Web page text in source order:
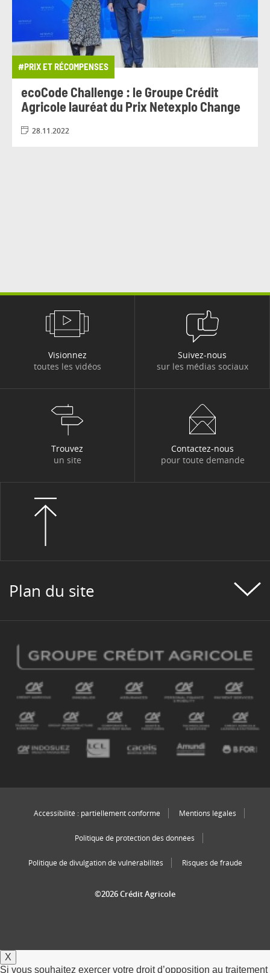
#PRIX ET RÉCOMPENSES
ecoCode Challenge : le Groupe Crédit
Agricole lauréat du Prix Netexplo Change
28.11.2022
Visionnez
toutes les vidéos
Suivez-nous
sur les médias sociaux
Trouvez
un site
Contactez-nous
pour toute demande
Plan du site
Accessibilité : partiellement conforme Mentions légales
Politique de protection des données
Politique de divulgation de vulnérabilités Risques de fraude
©2026 Crédit Agricole
X
Si vous souhaitez exercer votre droit d’opposition au traitement